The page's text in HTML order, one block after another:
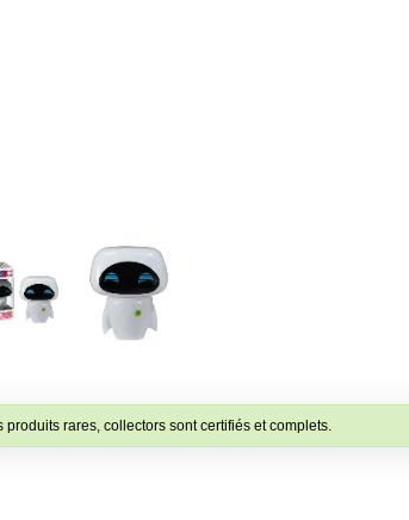
produits rares, collectors sont certifiés et complets.